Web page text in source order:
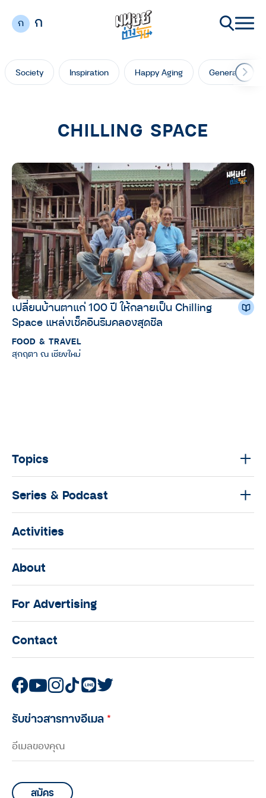
ก ก
Society Inspiration Happy Aging Generation
CHILLING SPACE
เปลี่ยนบ้านตาแก่ 100 ปี ให้กลายเป็น Chilling
Space แหล่งเช็คอินริมคลองสุดชิล
FOOD & TRAVEL
สุกฤตา ณ เชียงใหม่
Topics
Series & Podcast
Activities
About
For Advertising
Contact
รับข่าวสารทางอีเมล*